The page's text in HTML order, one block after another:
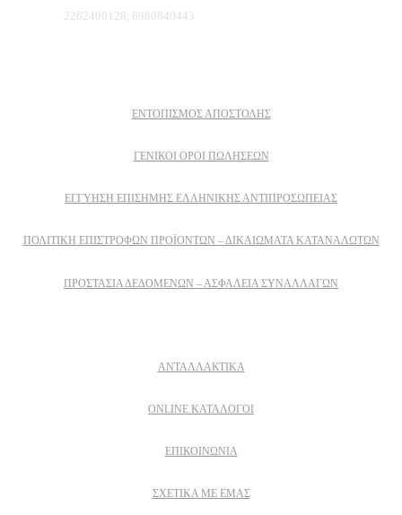
2262400128, 6980840443
ΕΝΤΟΠΙΣΜΟΣ ΑΠΟΣΤΟΛΗΣ
ΓΕΝΙΚΟΙ ΟΡΟΙ ΠΩΛΗΣΕΩΝ
ΕΓΓΎΗΣΗ ΕΠΊΣΗΜΗΣ ΕΛΛΗΝΙΚΉΣ ΑΝΤΙΠΡΟΣΩΠΕΊΑΣ
ΠΟΛΙΤΙΚΉ ΕΠΙΣΤΡΟΦΏΝ ΠΡΟΪΌΝΤΩΝ – ΔΙΚΑΙΏΜΑΤΑ ΚΑΤΑΝΑΛΩΤΏΝ
ΠΡΟΣΤΑΣΊΑ ΔΕΔΟΜΈΝΩΝ – ΑΣΦΆΛΕΙΑ ΣΥΝΑΛΛΑΓΏΝ
ΑΝΤΑΛΛΑΚΤΙΚΑ
ONLINE ΚΑΤΑΛΟΓΟΙ
ΕΠΙΚΟΙΝΩΝΙΑ
ΣΧΕΤΙΚΆ ΜΕ ΕΜΆΣ